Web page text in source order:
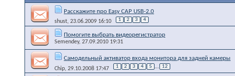
Расскажите про Easy CAP USB-2.0
shust, 23.06.2009 16:10 1 2 3 4
Помогите выбрать видеорегистратор
Semendey, 27.09.2010 19:31
Самодельный активатор входа монитора для задней камеры
Chip, 29.10.2008 17:47 1 2 3 4 5 ... 12